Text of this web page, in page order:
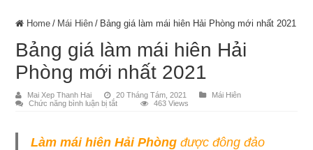
Home / Mái Hiên / Bảng giá làm mái hiên Hải Phòng mới nhất 2021
Bảng giá làm mái hiên Hải
Phòng mới nhất 2021
Mai Xep Thanh Hai 20 Tháng Tám, 2021
Mái Hiên
Chức năng bình luận bị tắtở
mái
hiên
463 Views
Làm mái hiên Hải Phòng được đông đảo